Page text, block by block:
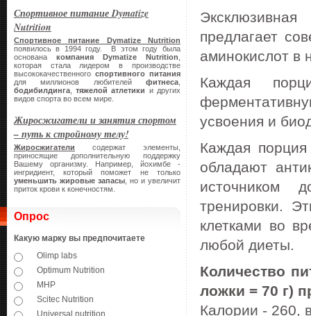
Спортивное питание Dymatize
Nutrition
Спортивное питание Dymatize Nutrition
появилось в 1994 году. В этом году была
основана компания Dymatize Nutrition
которая стала лидером в производстве
высококачественного спортивного питания
для миллионов любителей фитнеса
бодибилдинга ,тяжелой атлетики и других
видов спорта во всем мире.
Жиросжигатели и занятия спортом
– путь к стройному телу!
Жиросжигатели содержат элементы,
приносящие дополнительную поддержку
Вашему организму. Например, йохимбе -
ингридиент, который поможет не только
уменьшить жировые запасы , но и увеличит
приток крови к конечностям.
Опрос
Какую марку вы предпочитаете
Olimp labs
Optimum Nutrition
MHP
Scitec Nutrition
Universal nutrition
предлагает
аминокислот в
Каждая
усвоения и
Каждая
обладают
источником
тренировки.
клетками во
любой диеты.
Количество
ложки = 70 г)
Калории - 260,